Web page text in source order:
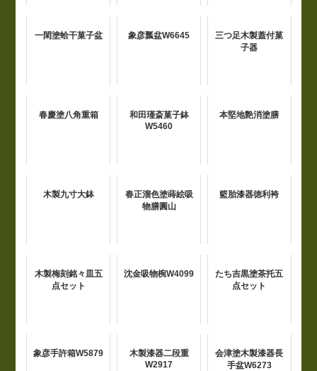
一閑塗蛤干菓子盆 象彦瓢盆W6645
三つ足木製蓋付菓
子器
春慶塗八角重箱
和田瑾斎菓子鉢
W5460
本堅地艶消塗膳
木製九寸大鉢
春正溜色塗蒔絵吸
物膳圓山
籃胎漆器徳利袴
木製梅刻銘々皿五
点セット
沈金吸物椀W4099
たち吉黒塗茶托五
点セット
象彦手許箱W5879
木製漆器二段重
W2917
会津塗木製漆器長
手盆W6273